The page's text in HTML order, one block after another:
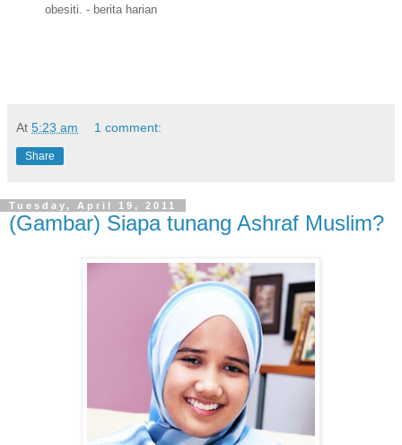
obesiti. - berita harian
At 5:23 am 1 comment:
Share
Tuesday, April 19, 2011
(Gambar) Siapa tunang Ashraf Muslim?